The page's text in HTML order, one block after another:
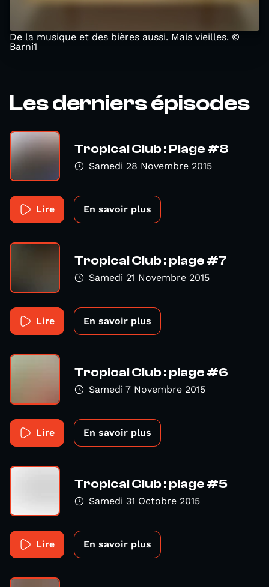
De la musique et des bières aussi. Mais vieilles. ©
Barni1
Les derniers épisodes
Tropical Club : Plage #8
Samedi 28 Novembre 2015
Lire En savoir plus
Tropical Club : plage #7
Samedi 21 Novembre 2015
Lire En savoir plus
Tropical Club : plage #6
Samedi 7 Novembre 2015
Lire En savoir plus
Tropical Club : plage #5
Samedi 31 Octobre 2015
Lire En savoir plus